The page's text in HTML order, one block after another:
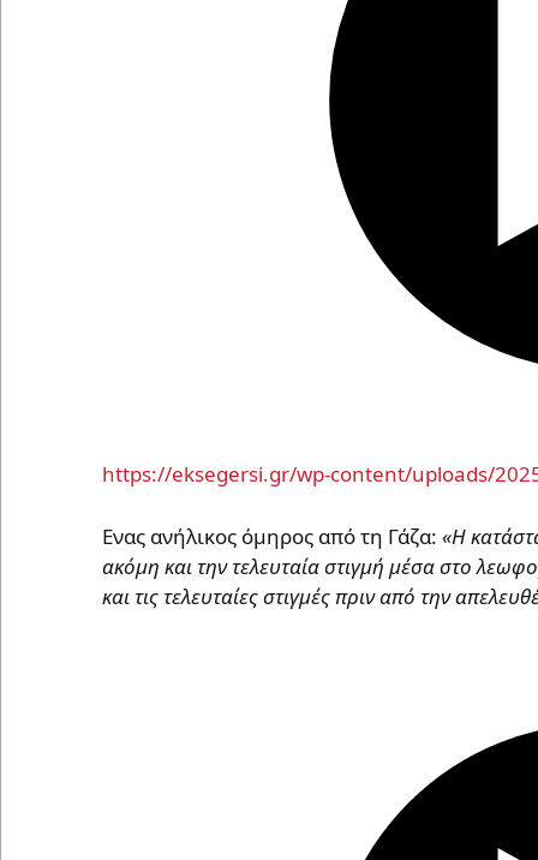
https://eksegersi.gr/wp-content/uploads/
Eνας ανήλικος όμηρος από τη Γάζα: «Η
ακόμη και την τελευταία στιγμή μέσα στο
και τις τελευταίες στιγμές πριν από την